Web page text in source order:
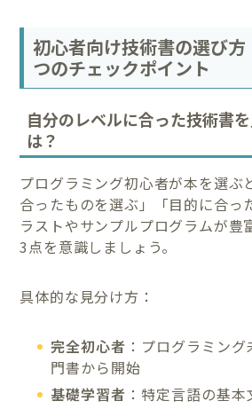
初心者向け技術書の選び
つのチェックポイント
自分のレベルに合った技術書
は？
プログラミング初心者が本を選ぶ
合ったものを選ぶ」「目的に合っ
ラストやサンプルプログラムが豊
3点を意識しましょう。
具体的な見分け方：
完全初心者 ：プログラミン
門書から開始
基礎学習者 ：特定言語の基